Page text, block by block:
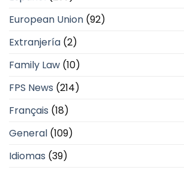
European Union (92)
Extranjería (2)
Family Law (10)
FPS News (214)
Français (18)
General (109)
Idiomas (39)